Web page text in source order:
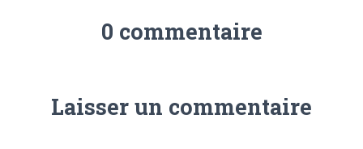
0 commentaire
Laisser un commentaire